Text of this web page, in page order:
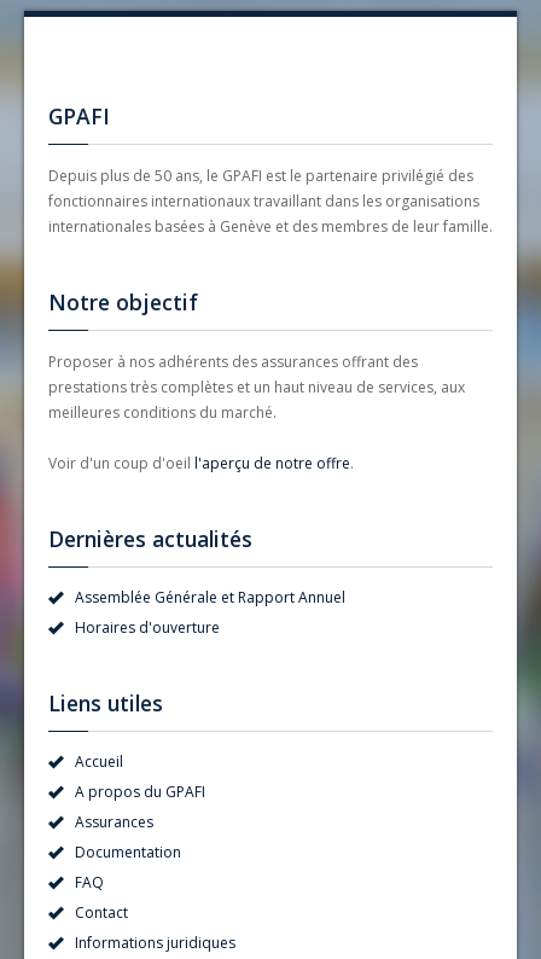
GPAFI
Depuis plus de 50 ans, le GPAFI est le partenaire privilégié des
fonctionnaires internationaux travaillant dans les organisations
internationales basées à Genève et des membres de leur famille.
Notre objectif
Proposer à nos adhérents des assurances offrant des
prestations très complètes et un haut niveau de services, aux
meilleures conditions du marché.
Voir d'un coup d'oeil l'aperçu de notre offre.
Dernières actualités
Assemblée Générale et Rapport Annuel
Horaires d'ouverture
Liens utiles
Accueil
A propos du GPAFI
Assurances
Documentation
FAQ
Contact
Informations juridiques